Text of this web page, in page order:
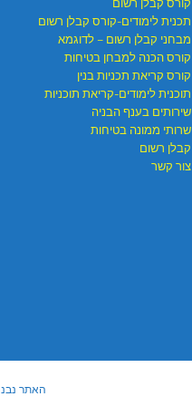
קורס קבלן רשום
תכנית לימודים-קורס קבלן רשום
מבחני קבלן רשום – לדוגמא
קורס הכנה למבחן בטיחות
קורס קריאת תכניות בנין
תוכנית לימודים-קריאת תוכניות
שירותים בענף הבניה
שרותי ממונה בטיחות
קבלן רשום
צור קשר
האתר